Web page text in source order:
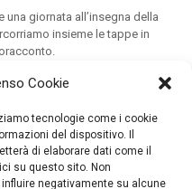
Cookie
tecnologie come i cookie
del dispositivo. Il
di elaborare dati come il
su questo sito. Non
negativamente su alcune
giornata all’insegna della
insieme le tappe in
articoli